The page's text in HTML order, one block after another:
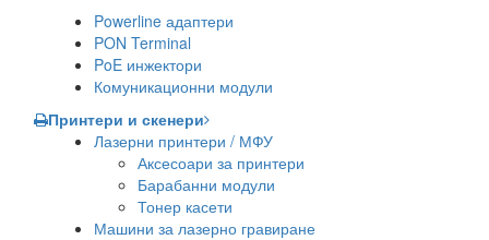
Powerline адаптери
PON Terminal
PoE инжектори
Комуникационни модули
Принтери и скенери
Лазерни принтери / МФУ
Аксесоари за принтери
Барабанни модули
Тонер касети
Машини за лазерно гравиране